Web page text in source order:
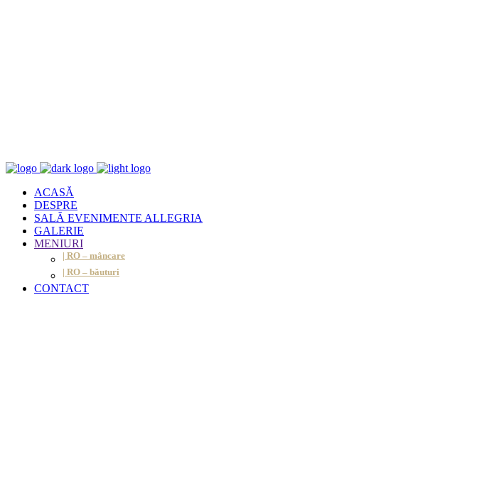
ACASĂ
DESPRE
SALĂ EVENIMENTE ALLEGRIA
GALERIE
MENIURI
| RO – mâncare
| RO – băuturi
CONTACT